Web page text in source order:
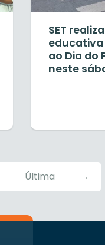
SET
ao Dia do
neste
Última →